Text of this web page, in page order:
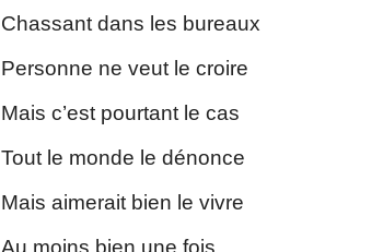
Chassant dans les bureaux
Personne ne veut le croire
Mais c’est pourtant le cas
Tout le monde le dénonce
Mais aimerait bien le vivre
Au moins bien une fois